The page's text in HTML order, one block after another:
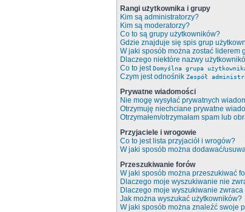
Rangi użytkownika i grupy
Kim są administratorzy?
Kim są moderatorzy?
Co to są grupy użytkowników?
Gdzie znajduje się spis grup
W jaki sposób można zostać liderem
Dlaczego niektóre nazwy
Co to jestDomyślna grupa
Czym jest odnośnik Zespół
Prywatne wiadomości
Nie mogę wysyłać prywatnych
Otrzymuję niechciane prywatne
Otrzymałem/otrzymałam spam lub
Przyjaciele i wrogowie
Co to jest lista przyjaciół i wrogów?
W jaki sposób można dodawać/
Przeszukiwanie forów
W jaki sposób można przeszukiwać
Dlaczego moje wyszukiwanie nie
Dlaczego moje wyszukiwanie
Jak można wyszukać użytkowników?
W jaki sposób można znaleźć swoje